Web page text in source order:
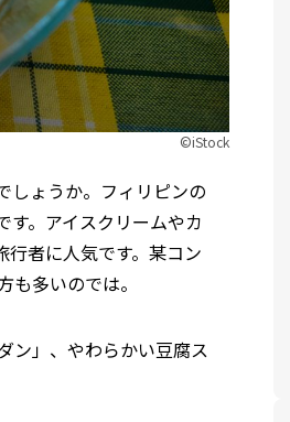
©︎iStock
しょうか。フィリピンの
。アイスクリームやカ
者に人気です。某コン
多いのでは。
ン」、やわらかい豆腐ス